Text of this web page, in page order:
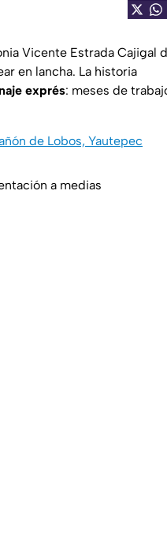
Vicente Estrada Cajigal
en lancha. La historia
exprés: meses de
de Lobos, Yautepec
a medias